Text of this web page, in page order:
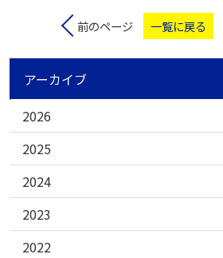
前のページ 一覧に戻る
アーカイブ
2026
2025
2024
2023
2022